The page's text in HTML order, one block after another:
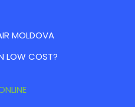
MOLDOVA
LOW COST?